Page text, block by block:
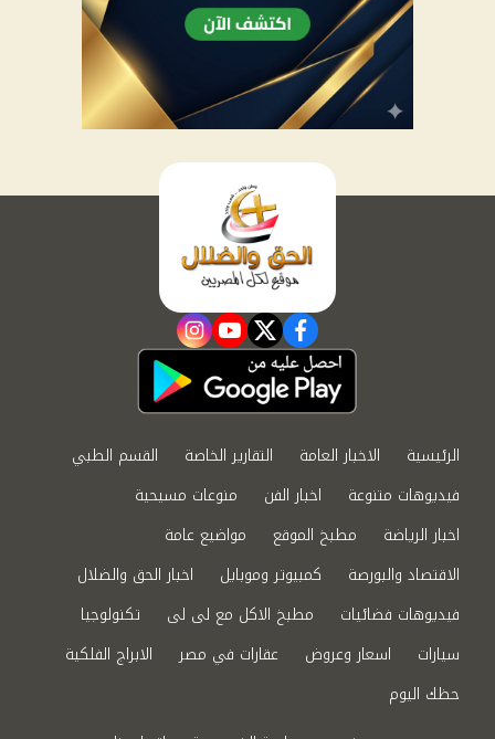
facebook
twitter
youtube
instagram
الرئيسية الاخبار العامة التقارير الخاصة
القسم الطبي
فيديوهات متنوعة
اخبار الفن
منوعات مسيحية
اخبار الرياضة
مطبخ الموقع
مواضيع عامة
الاقتصاد والبورصة
كمبيوتر وموبايل
اخبار الحق والضلال
فيديوهات فضائيات
مطبخ الاكل مع لى لى
تكنولوجيا
سيارات
اسعار وعروض عقارات في مصر
الابراج الفلكية
حظك اليوم